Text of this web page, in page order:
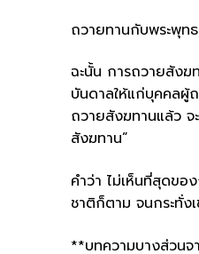
ถวายทานกับพระพุท
ฉะนั้น การถวายสังฆ
บันดาลให้แก่บุคคลผู้
ถวายสังฆทานแล้ว
สังฆทาน”
คำว่า ไม่เห็นที่สุดข
ชาติก็ตาม จนกระทั่
**บทความบางส่วน